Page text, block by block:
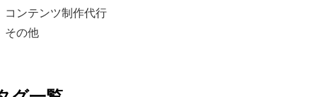
コンテンツ制作代行
その他